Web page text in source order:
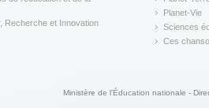
Recherche et Innovation
(link is
Planet-Vie
(link is
Sciences
(link is
Ces
Ministère de l'Éducation nationale -